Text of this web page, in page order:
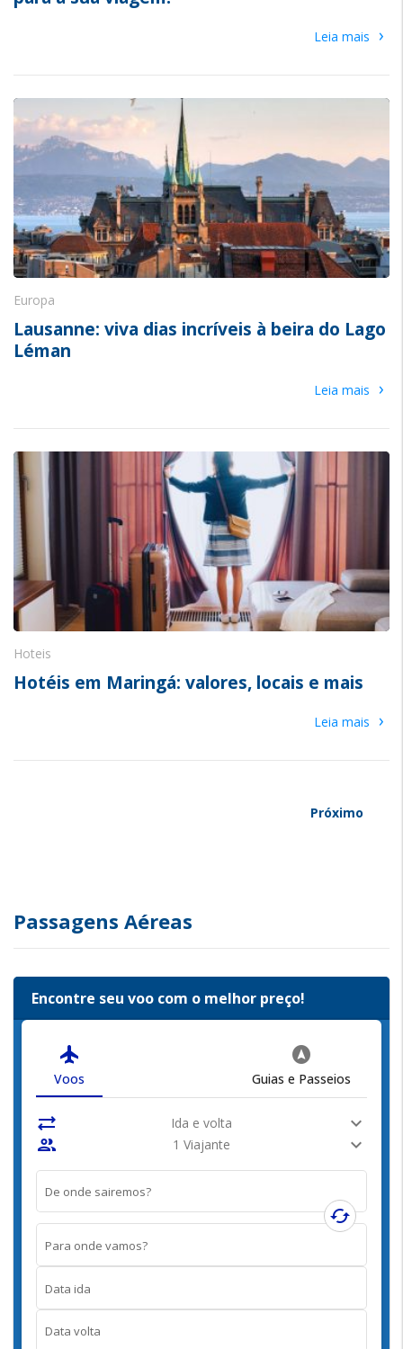
Leia mais ›
Europa
Lausanne: viva dias incríveis à beira do Lago
Léman
Leia mais ›
Hoteis
Hotéis em Maringá: valores, locais e mais
Leia mais ›
Próximo
Passagens Aéreas
Encontre seu voo com o melhor preço!
flight
Voos
assistant_navigation
Guias e Passeios
sync_alt Ida e volta
expand_more
people
1 Viajante expand_more
De onde sairemos?
cached
Para onde vamos?
Data ida
Data volta